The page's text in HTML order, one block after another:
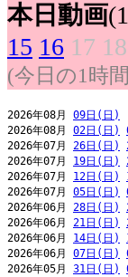
本日動画
15 16 17 18
(今日の1時
2026年08月 09日(日)
2026年08月 02日(日)
2026年07月 26日(日)
2026年07月 19日(日)
2026年07月 12日(日)
2026年07月 05日(日)
2026年06月 28日(日)
2026年06月 21日(日)
2026年06月 14日(日)
2026年06月 07日(日)
2026年05月 31日(日)